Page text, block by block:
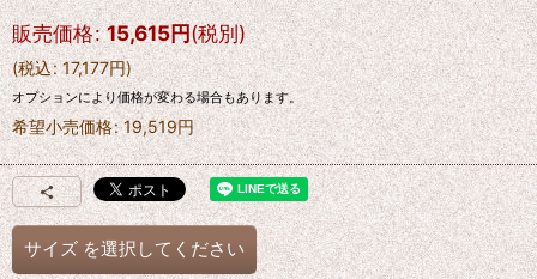
販売価格: 15,615円(税別)
(税込: 17,177円)
オプションにより価格が変わる場合もあります。
希望小売価格: 19,519円
サイズ を選択してください